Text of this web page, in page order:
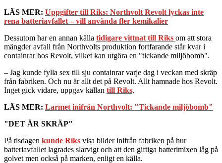
LÄS MER: Uppgifter till Riks: Northvolt Revolt lyckas inte
rena batteriavfallet – vill använda fler kemikalier
Dessutom har en annan källa tidigare vittnat till Riks om att stora
mängder avfall från Northvolts produktion fortfarande står kvar i
containrar hos Revolt, vilket kan utgöra en "tickande miljöbomb".
– Jag kunde fylla sex till sju containrar varje dag i veckan med skräp
från fabriken. Och nu är allt det på Revolt. Allt hamnade hos Revolt.
Inget gick vidare, uppgav källan till Riks.
LÄS MER: Larmet inifrån Northvolt: "Tickande miljöbomb"
"DET ÄR SKRÄP"
På tisdagen kunde Riks visa bilder inifrån fabriken på hur
batteriavfallet lagrades slarvigt och att den giftiga batterimixen låg på
golvet men också på marken, enligt en källa.